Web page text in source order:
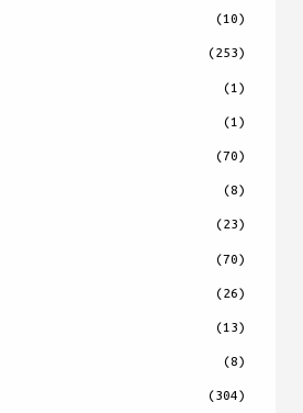
(10)
(253)
(1)
(1)
(70)
(8)
(23)
(70)
(26)
(13)
(8)
(304)